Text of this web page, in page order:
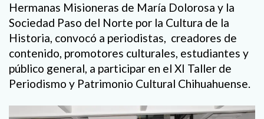
Hermanas Misioneras de María Dolorosa y la
Sociedad Paso del Norte por la Cultura de la
Historia, convocó a periodistas, creadores de
contenido, promotores culturales, estudiantes y
público general, a participar en el XI Taller de
Periodismo y Patrimonio Cultural Chihuahuense.